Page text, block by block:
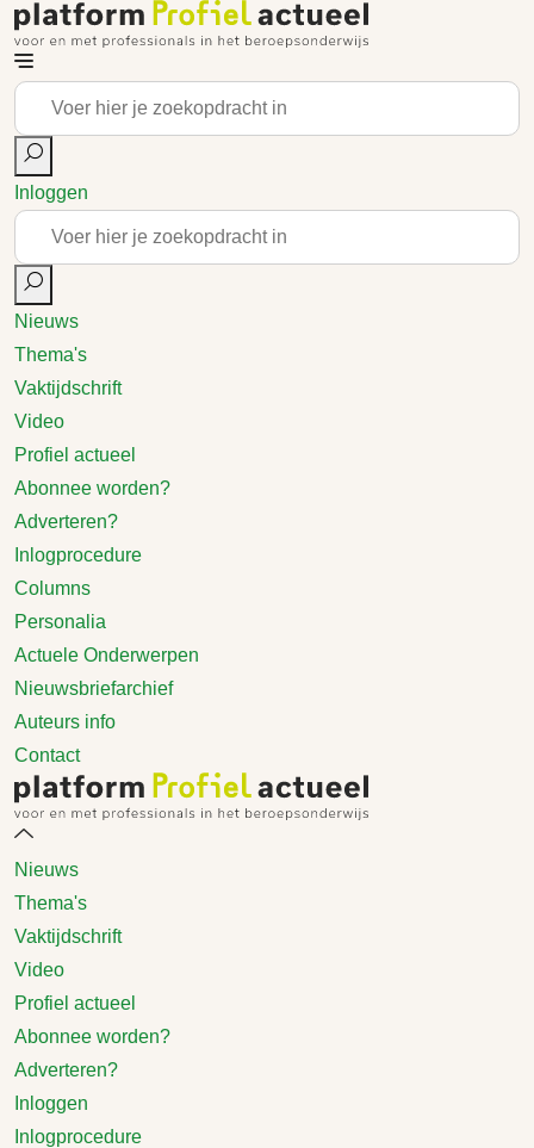
Inloggen
Nieuws
Thema's
Vaktijdschrift
Video
Profiel actueel
Abonnee worden?
Adverteren?
Inlogprocedure
Columns
Personalia
Actuele Onderwerpen
Nieuwsbriefarchief
Auteurs info
Contact
Nieuws
Thema's
Vaktijdschrift
Video
Profiel actueel
Abonnee worden?
Adverteren?
Inloggen
Inlogprocedure